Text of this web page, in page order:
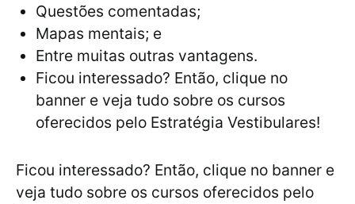
Questões comentadas;
Mapas mentais; e
Entre muitas outras vantagens.
Ficou interessado? Então, clique no
banner e veja tudo sobre os cursos
oferecidos pelo Estratégia Vestibulares!
Ficou interessado? Então, clique no banner e
veja tudo sobre os cursos oferecidos pelo